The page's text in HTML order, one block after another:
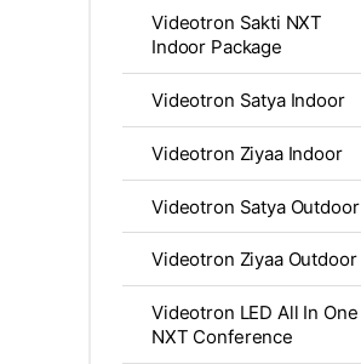
Videotron Sakti NXT
Indoor Package
Videotron Satya Indoor
Videotron Ziyaa Indoor
Videotron Satya Outdoor
Videotron Ziyaa Outdoor
Videotron LED All In One
NXT Conference